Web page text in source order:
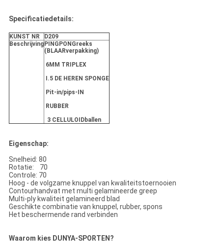
Specificatiedetails:
KUNST NR
D209
Beschrijving PINGPONGreeks
(BLAARverpakking)
6MM TRIPLEX
I.5 DE HEREN SPONGE
Pit-in/pips-IN
RUBBER
3 CELLULOIDballen
Eigenschap:
Snelheid: 80
Rotatie: 70
Controle: 70
Hoog - de volgzame knuppel van kwaliteitstoernooien
Contourhandvat met multi gelamineerde greep
Multi-ply kwaliteit gelamineerd blad
Geschikte combinatie van knuppel, rubber, spons
Het beschermende rand verbinden
Waarom kies DUNYA-SPORTEN?